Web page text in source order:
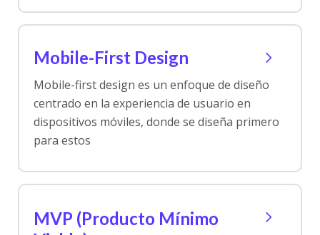
Mobile-First Design
Mobile-first design es un enfoque de diseño
centrado en la experiencia de usuario en
dispositivos móviles, donde se diseña primero
para estos
MVP (Producto Mínimo